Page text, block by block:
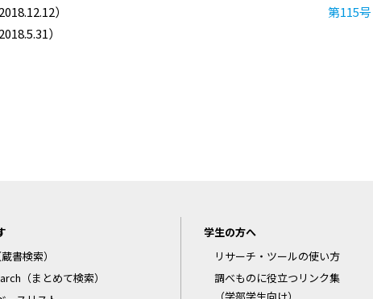
）
）
第115号
書検索）
（まとめて検索）
学生の方へ
リサーチ・ツールの使い方
調べものに役立つリンク集